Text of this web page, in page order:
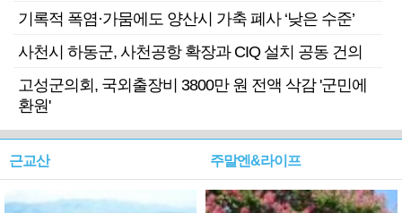
기록적 폭염·가뭄에도 양산시 가축 폐사 ‘낮은 수준’
사천시 하동군, 사천공항 확장과 CIQ 설치 공동 건의
고성군의회, 국외출장비 3800만 원 전액 삭감 '군민에
환원'
근교산 주말엔&라이프